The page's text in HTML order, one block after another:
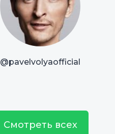
@pavelvolyaofficial
Смотреть всех